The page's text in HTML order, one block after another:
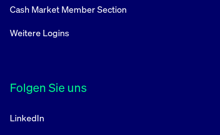
Cash Market Member Section
Weitere Logins
Folgen Sie uns
LinkedIn